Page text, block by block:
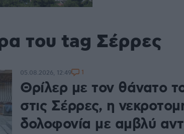
του tag Σέρρες
Θρίλερ με τον θάνατο
στις Σέρρες, η
δολοφονία με αμβλύ
05.08.2026, 12:49 1